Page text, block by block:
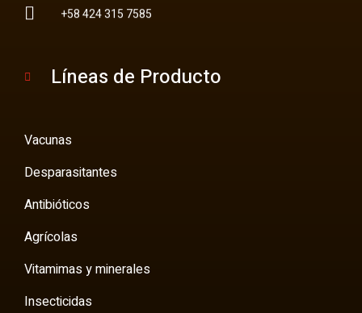
+58 424 315 7585
Líneas de Producto
Vacunas
Desparasitantes
Antibióticos
Agrícolas
Vitamimas y minerales
Insecticidas